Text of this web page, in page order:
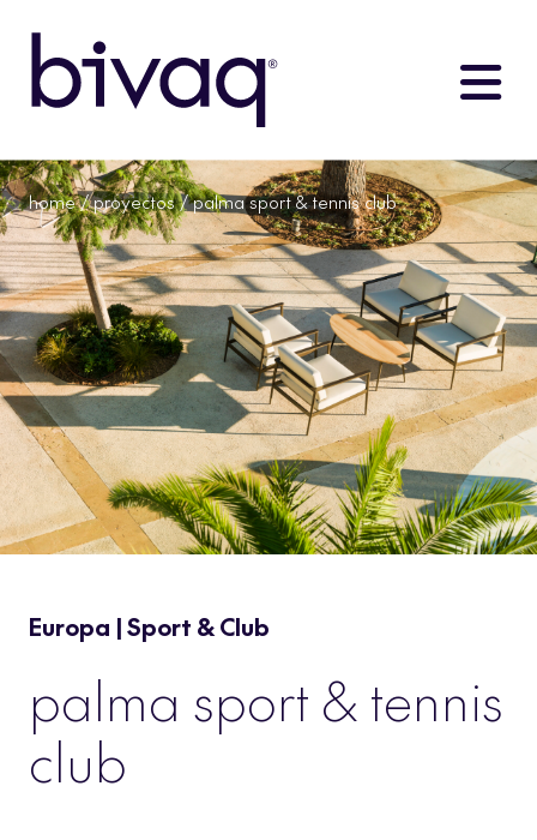
home/proyectos/ palma sport & tennis club
Europa | Sport & Club
palma sport & tennis
club